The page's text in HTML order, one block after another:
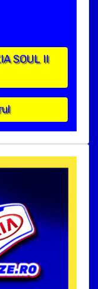
SOUL II